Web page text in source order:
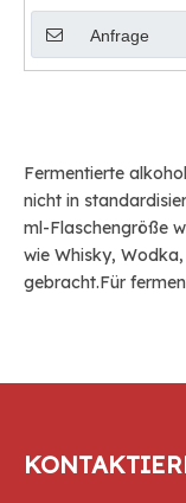
Anfrage
Fermentierte
nicht in
ml-Flaschengröße
wie Whisky,
gebracht.Für
Wein, Reiswein,
ml (halbe Flasche)